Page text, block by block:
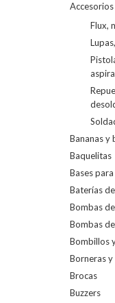
Flux,
Bananas y
Baquelitas
Bases
Baterías
Bombas
Bombas
Bombillos
Borneras
Brocas
Buzzers